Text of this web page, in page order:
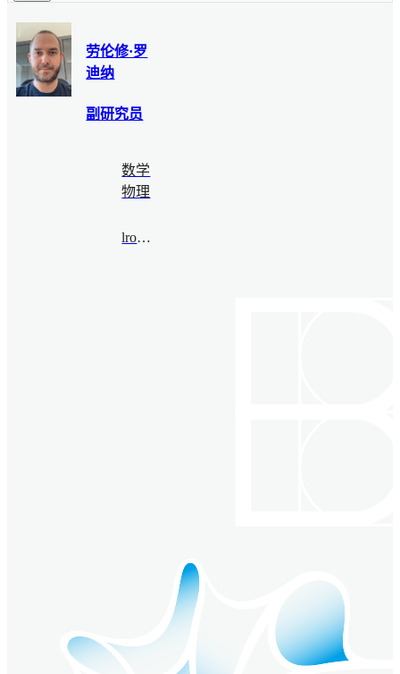
劳伦修·罗
迪纳
副研究员
数学
物理
lrodina@bimsa.cn